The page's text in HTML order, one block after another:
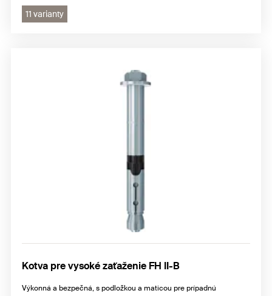
11 varianty
Kotva pre vysoké zaťaženie FH II-B
Výkonná a bezpečná, s podložkou a maticou pre prípadnú